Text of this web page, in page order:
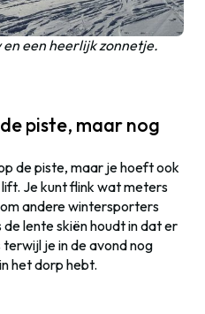
en een heerlijk zonnetje.
piste, maar nog
de piste, maar je hoeft ook
Je kunt flink wat meters
andere wintersporters
lente skiën houdt in dat er
je in de avond nog
het dorp hebt.